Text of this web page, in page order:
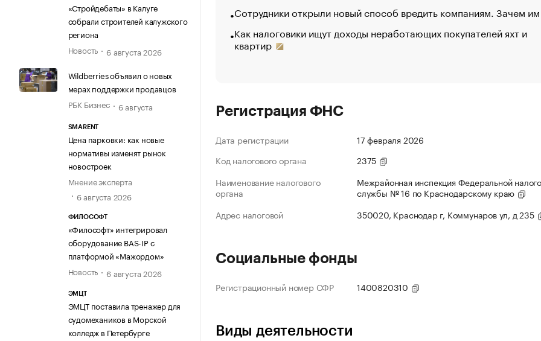
«Стройдебаты» в Калуге
собрали строителей калужского
региона
Новость
6 августа 2026
Wildberries объявил о новых
мерах поддержки продавцов
РБК Бизнес
6 августа
SMARENT
Цена парковки: как новые
нормативы изменят рынок
новостроек
Мнение эксперта
6 августа 2026
ФИЛОСОФТ
«Философт» интегрировал
оборудование BAS-IP с
платформой «Мажордом»
Новость
6 августа 2026
ЭМЦТ
ЭМЦТ поставила тренажер для
судомехаников в Морской
колледж в Петербурге
Сотрудники открыли новый способ вредить компаниям. Зачем
Как налоговики ищут доходы неработающих покупателей яхт и
квартир
Регистрация ФНС
Дата регистрации
17 февраля 2026
Код налогового органа
2375
Наименование налогового
органа
Межрайонная инспекция Федеральной
службы № 16 по Краснодарскому краю
Адрес налоговой
350020, Краснодар г, Коммунаров ул, д 235
Социальные фонды
Регистрационный номер СФР 1400820310
Виды деятельности